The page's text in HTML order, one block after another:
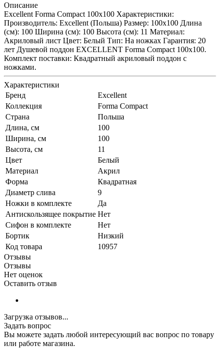
Описание
Excellent Forma Compact 100x100 Характеристики:
Производитель: Excellent (Польша) Размер: 100х100 Длина
(см): 100 Ширина (см): 100 Высота (см): 11 Материал:
Акриловый лист Цвет: Белый Тип: На ножках Гарантия: 20
лет Душевой поддон EXCELLENT Forma Compact 100x100.
Комплект поставки: Квадратный акриловый поддон с
ножками.
Характеристики
Бренд
Excellent
Коллекция
Forma Compact
Страна
Польша
Длина, см
100
Ширина, см
100
Высота, см
11
Цвет
Белый
Материал
Акрил
Форма
Квадратная
Диаметр слива
9
Ножки в комплекте
Да
Антискользящее покрытие Нет
Сифон в комплекте
Нет
Бортик
Низкий
Код товара
10957
Отзывы
Отзывы
Нет оценок
Оставить отзыв
Загрузка отзывов...
Задать вопрос
Вы можете задать любой интересующий вас вопрос по товару
или работе магазина.